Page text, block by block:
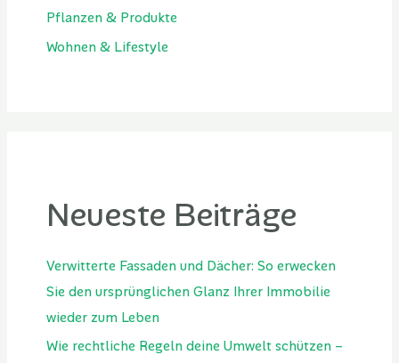
Pflanzen & Produkte
Wohnen & Lifestyle
Neueste Beiträge
Verwitterte Fassaden und Dächer: So erwecken
Sie den ursprünglichen Glanz Ihrer Immobilie
wieder zum Leben
Wie rechtliche Regeln deine Umwelt schützen –